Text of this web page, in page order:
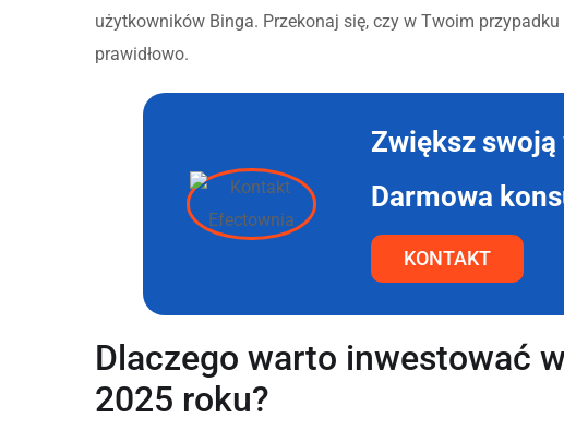
użytkowników Binga. Przekonaj się, czy w Twoim
prawidłowo.
Zwiększ
Darmowa
KONTAKT
Dlaczego warto inwestować
2025 roku?